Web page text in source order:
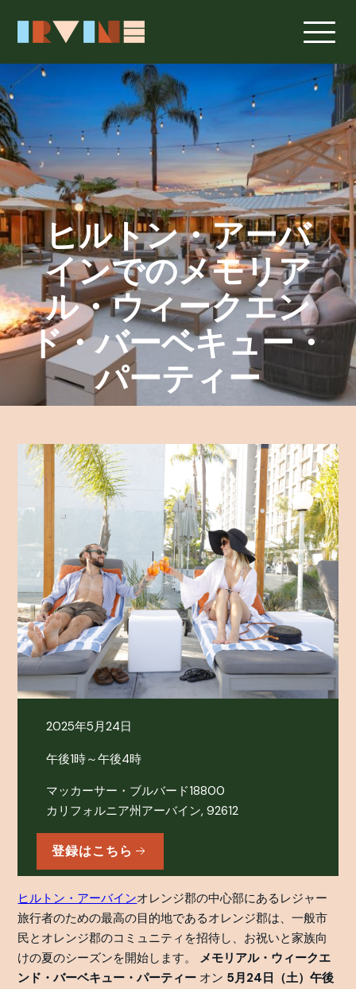
ヒルトン・アーバ
インでのメモリア
ル・ウィークエン
ド・バーベキュー・
パーティー
2025年5月24日
午後1時～午後4時
マッカーサー・ブルバード18800
カリフォルニア州アーバイン, 92612
登録はこちら
ヒルトン・アーバインオレンジ郡の中心部にあるレジャー
旅行者のための最高の目的地であるオレンジ郡は、一般市
民とオレンジ郡のコミュニティを招待し、お祝いと家族向
けの夏のシーズンを開始します。 メモリアル・ウィークエ
ンド・バーベキュー・パーティー オン 5月24日（土）午後